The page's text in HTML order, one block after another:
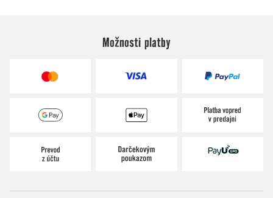
Možnosti platby